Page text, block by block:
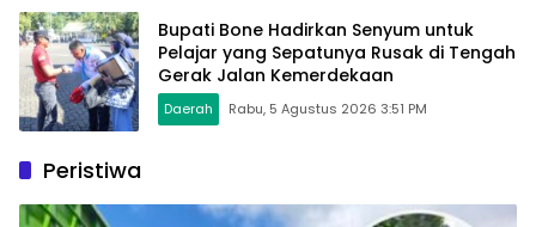
Bupati Bone Hadirkan Senyum untuk
Pelajar yang Sepatunya Rusak di Tengah
Gerak Jalan Kemerdekaan
Daerah Rabu, 5 Agustus 2026 3:51 PM
Peristiwa